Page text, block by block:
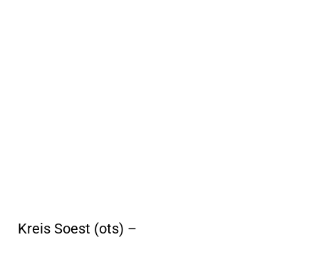
Kreis Soest (ots) –